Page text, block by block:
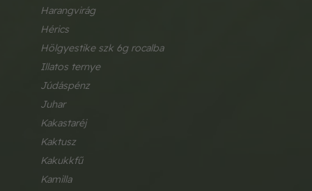
harangvirág
hérics
hölgyestike szk 6g rocalba
illatos ternye
júdáspénz
juhar
kakastaréj
kaktusz
kakukkfű
kamilla